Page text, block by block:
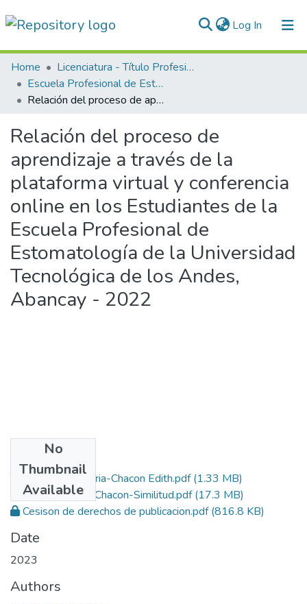
Log In (current)
Communities & Collections
All of DSpace
Normativas
Home
Licenciatura - Título Profesional
Escuela Profesional de Estomatología
Relación del proceso de aprendizaje a través de la plataforma virtual y conferencia online en los Estudiantes de la Escuela Profesional de Estomatología de la Universidad Tecnológica de los Andes, Abancay - 2022
Relación del proceso de
aprendizaje a través de la
plataforma virtual y conferencia
online en los Estudiantes de la
Escuela Profesional de
Estomatología de la Universidad
Tecnológica de los Andes,
Abancay - 2022
No
Thumbnail
Available
Tesis-Llicahua Maria-Chacon Edith.pdf(1.33 MB)
Tesis-Llicahua-Chacon-Similitud.pdf(17.3 MB)
Cesison de derechos de publicacion.pdf(816.8 KB)
Date
2023
Authors